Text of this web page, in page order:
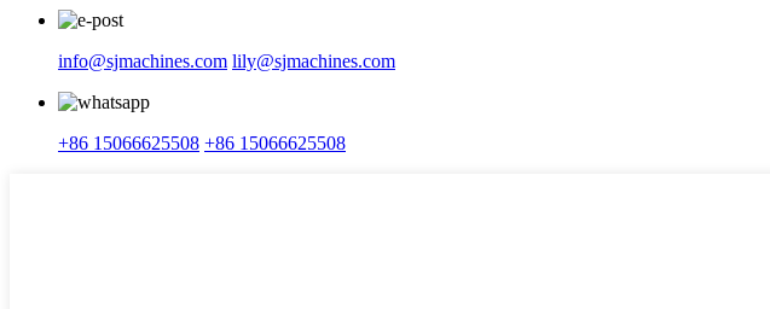
info@sjmachines.com lily@sjmachines.com
+86 15066625508 +86 15066625508